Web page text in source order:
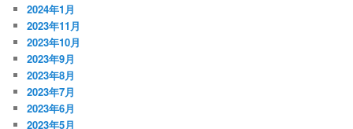
2024年1月
2023年11月
2023年10月
2023年9月
2023年8月
2023年7月
2023年6月
2023年5月